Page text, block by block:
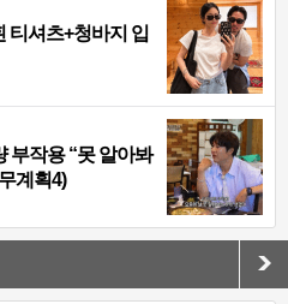
티셔츠+청바지 입
부작용 “못 알아봐
계획4)